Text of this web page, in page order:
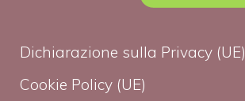
Dichiarazione sulla Privacy (UE)
Cookie Policy (UE)